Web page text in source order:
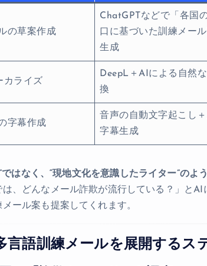
の草案作成
ChatGPTなどで「各国
口に基づいた訓練メー
生成
カライズ
DeepL＋AIによる自然
換
字幕作成
音声の自動文字起こし
字幕生成
ではなく、“現地文化を意識したライター”のよ
、どんなメール詐欺が流行している？」とAI
ール案も提案してくれます。
言語訓練メールを展開するス